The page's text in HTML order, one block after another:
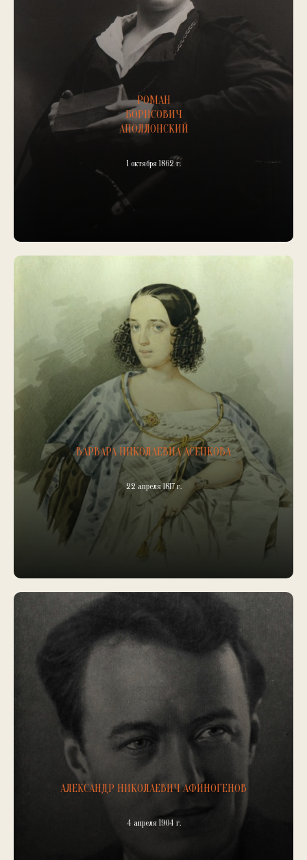
РОМАН
БОРИСОВИЧ
АПОЛЛОНСКИЙ
1 октября 1862 г.
ВАРВАРА НИКОЛАЕВНА АСЕНКОВА
22 апреля 1817 г.
АЛЕКСАНДР НИКОЛАЕВИЧ АФИНОГЕНОВ
4 апреля 1904 г.